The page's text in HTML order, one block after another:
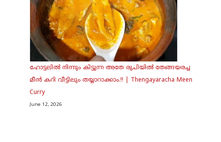
ഹോട്ടലിൽ നിന്നും കിട്ടുന്ന അതേ രുചിയിൽ തേങ്ങയരച്ച
മീൻ കറി വീട്ടിലും തയ്യാറാക്കാം.!! | Thengayaracha Meen
Curry
June 12, 2026